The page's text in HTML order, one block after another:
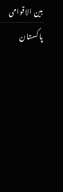
بین الاقوامی
پاکستان